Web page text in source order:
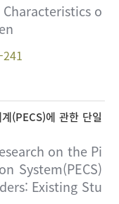
o
(PECS)에 관한 단일
on the Pi
System(PECS)
Existing Stu